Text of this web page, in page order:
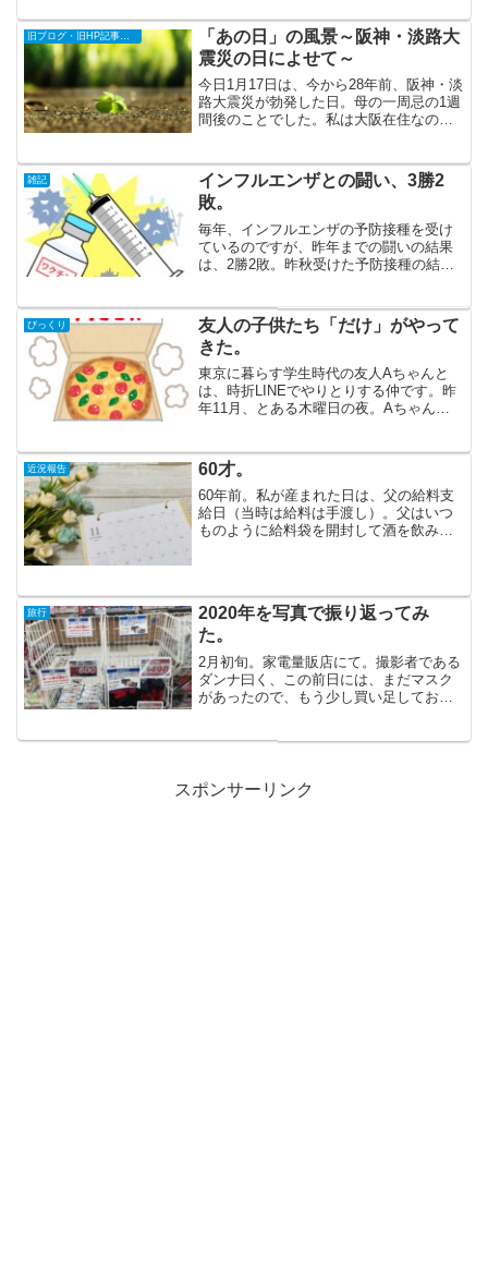
ましたが、お目にかかるのは初めてで
す。Kさんは、焼...
旧ブログ・旧HP記事の復刻
「あの日」の風景～阪神・淡路大
震災の日によせて～
今日1月17日は、今から28年前、阪神・淡
路大震災が勃発した日。母の一周忌の1週
間後のことでした。私は大阪在住なの
揺れ、地鳴りのような音は、忘れられま
せん。当時私が住ん...
雑記
インフルエンザとの闘い、3勝2
敗。
毎年、インフルエンザの予防接種を受け
ているのですが、昨年までの闘いの結果
は、2勝2敗。昨秋受けた予防接種の結
が流行し始め、うがいや手洗いの回数
を、例年よりさらに増やし...
びっくり
友人の子供たち「だけ」がやって
きた。
東京に暮らす学生時代の友人Aちゃんと
は、時折LINEでやりとりする仲です。昨
年11月、とある木曜日の夜。Aちゃんか
くことになったのだが、2日後の土曜日に
我が家に立ち...
近況報告 60才。
60年前。私が産まれた日は、父の給料支
給日（当時は給料は手渡し）。父はいつ
ものように給料袋を開封して酒を飲み、
う、病院に行きなさい！...
旅行
2020年を写真で振り返ってみ
た。
2月初旬。家電量販店にて。撮影者である
ダンナ曰く、この前日には、まだマスク
があったので、もう少し買い足しておこ
スポンサーリンク